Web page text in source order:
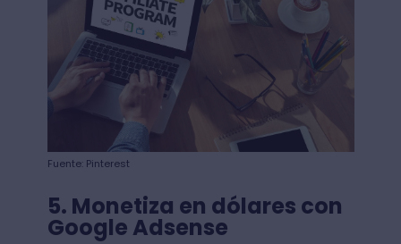
Fuente: Pinterest
5. Monetiza en dólares con
Google Adsense